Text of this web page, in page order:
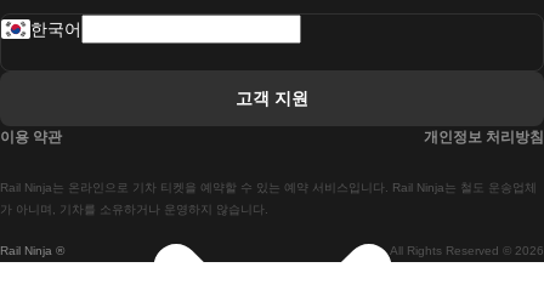
마드리드-리스본 열차
마드리드에서 바르셀로나로 가는 고속 열차
Rail Ninja ® All Rights Reserved © 2026
Rail Ninja는 온라인으로 기차 티켓을 예약할 수 있는 예약 서비스입니다. Rail Ninja는 철도 운송업체
가 아니며, 기차를 소유하거나 운영하지 않습니다.
한국어
고객 지원
이용 약관 개인정보 처리방침